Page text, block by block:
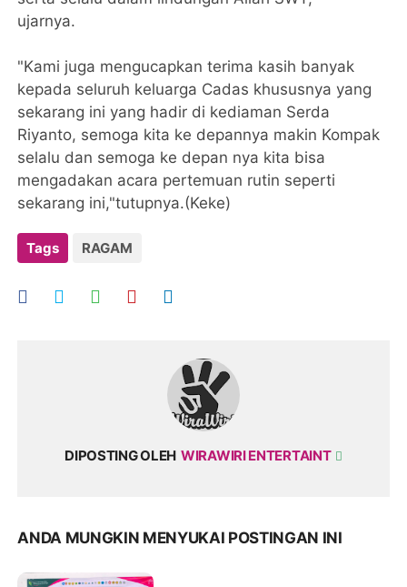
ujarnya.
"Kami juga mengucapkan terima kasih banyak
kepada seluruh keluarga Cadas khususnya yang
sekarang ini yang hadir di kediaman Serda
Riyanto, semoga kita ke depannya makin Kompak
selalu dan semoga ke depan nya kita bisa
mengadakan acara pertemuan rutin seperti
sekarang ini,"tutupnya.(Keke)
Tags RAGAM
DIPOSTING OLEH WIRAWIRI ENTERTAINT
ANDA MUNGKIN MENYUKAI POSTINGAN INI